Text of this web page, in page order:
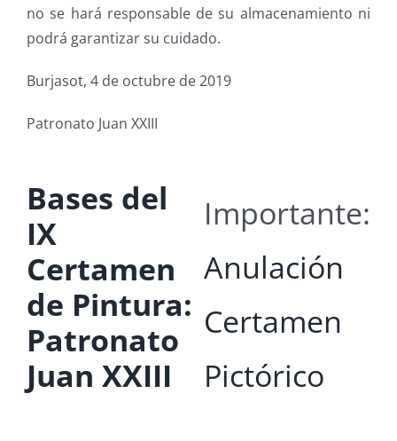
no se hará responsable de su almacenamiento ni
podrá garantizar su cuidado.
Burjasot, 4 de octubre de 2019
Patronato Juan XXIII
Bases del
IX
Certamen
de Pintura:
Patronato
Juan XXIII
Importante:
Anulación
Certamen
Pictórico